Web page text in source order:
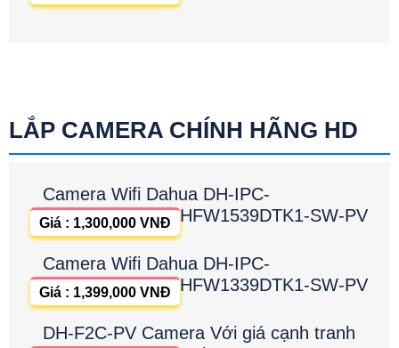
LẮP CAMERA CHÍNH HÃNG HD
Camera Wifi Dahua DH-IPC-
HFW1539DTK1-SW-PV
Giá : 1,300,000 VNĐ
Camera Wifi Dahua DH-IPC-
HFW1339DTK1-SW-PV
Giá : 1,399,000 VNĐ
DH-F2C-PV Camera Với giá cạnh tranh